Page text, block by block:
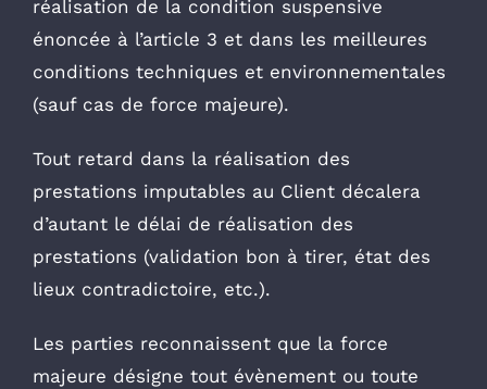
réalisation de la condition suspensive
énoncée à l’article 3 et dans les meilleures
conditions techniques et environnementales
(sauf cas de force majeure).
Tout retard dans la réalisation des
prestations imputables au Client décalera
d’autant le délai de réalisation des
prestations (validation bon à tirer, état des
lieux contradictoire, etc.).
Les parties reconnaissent que la force
majeure désigne tout évènement ou toute